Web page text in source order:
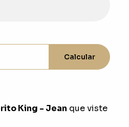
Calcular
King - Jean que viste